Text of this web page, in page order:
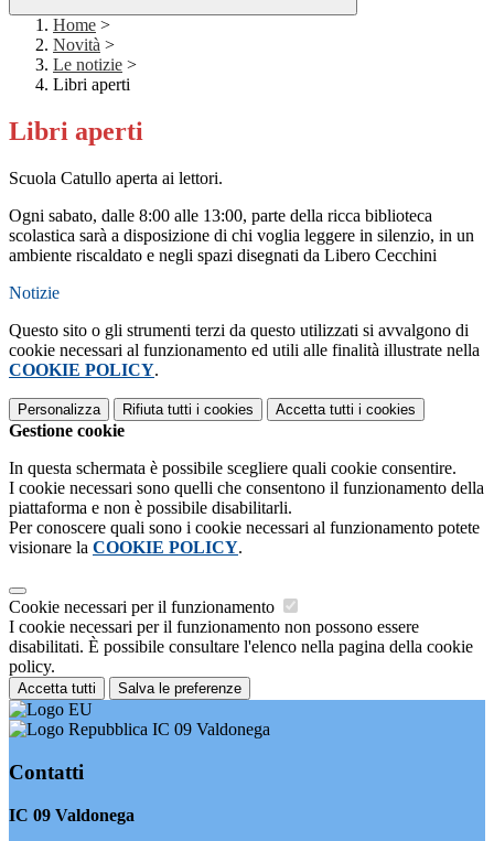
Home >
Novità >
Le notizie >
Libri aperti
Libri aperti
Scuola Catullo aperta ai lettori.
Ogni sabato, dalle 8:00 alle 13:00, parte della ricca biblioteca
scolastica sarà a disposizione di chi voglia leggere in silenzio, in un
ambiente riscaldato e negli spazi disegnati da Libero Cecchini
Notizie
Questo sito o gli strumenti terzi da questo utilizzati si avvalgono di
cookie necessari al funzionamento ed utili alle finalità illustrate nella
COOKIE POLICY.
Personalizza Rifiuta tutti i cookies Accetta tutti i cookies
Gestione cookie
In questa schermata è possibile scegliere quali cookie consentire.
I cookie necessari sono quelli che consentono il funzionamento della
piattaforma e non è possibile disabilitarli.
Per conoscere quali sono i cookie necessari al funzionamento potete
visionare la COOKIE POLICY.
Cookie necessari per il funzionamento
I cookie necessari per il funzionamento non possono essere
disabilitati. È possibile consultare l'elenco nella pagina della cookie
policy.
Accetta tutti Salva le preferenze
IC 09 Valdonega
Contatti
IC 09 Valdonega